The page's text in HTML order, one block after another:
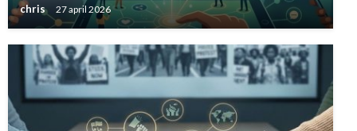
chris 27 april 2026